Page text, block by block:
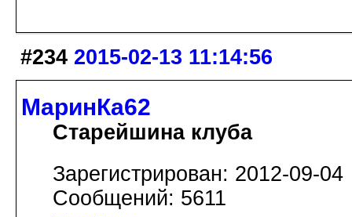
#234 2015-02-13 11:14:56
МаринКа62
Старейшина клуба
Зарегистрирован: 2012-09-04
Сообщений: 5611